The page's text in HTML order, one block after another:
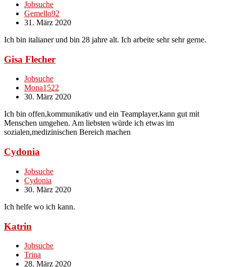
Jobsuche
Gemello92
31. März 2020
Ich bin italianer und bin 28 jahre alt. Ich arbeite sehr sehr gerne.
Gisa Flecher
Jobsuche
Mona1522
30. März 2020
Ich bin offen,kommunikativ und ein Teamplayer,kann gut mit
Menschen umgehen. Am liebsten würde ich etwas im
sozialen,medizinischen Bereich machen
Cydonia
Jobsuche
Cydonia
30. März 2020
Ich helfe wo ich kann.
Katrin
Jobsuche
Trina
28. März 2020